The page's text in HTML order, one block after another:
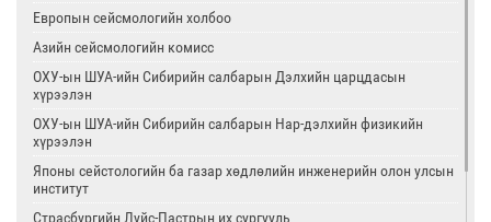
Европын сейсмологийн холбоо
Азийн сейсмологийн комисс
ОХУ-ын ШУА-ийн Сибирийн салбарын Дэлхийн царцдасын
хүрээлэн
ОХУ-ын ШУА-ийн Сибирийн салбарын Нар-дэлхийн физикийн
хүрээлэн
Японы сейстологийн ба газар хөдлөлийн инженерийн олон улсын
институт
Страсбургийн Луйс-Пастрын их сургууль